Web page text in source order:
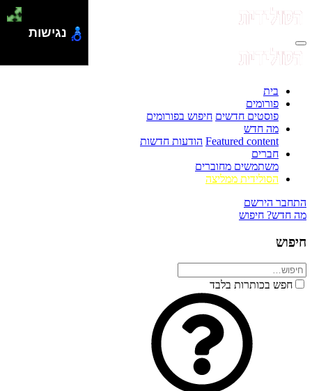
בית
פורומים
פוסטים חדשים חיפוש בפורומים
מה חדש
Featured content הודעות חדשות
חברים
משתמשים מחוברים
הסולידית ממליצה
התחבר הירשם
מה חדש? חיפוש
חיפוש
חפש בכותרות בלבד
נגישות